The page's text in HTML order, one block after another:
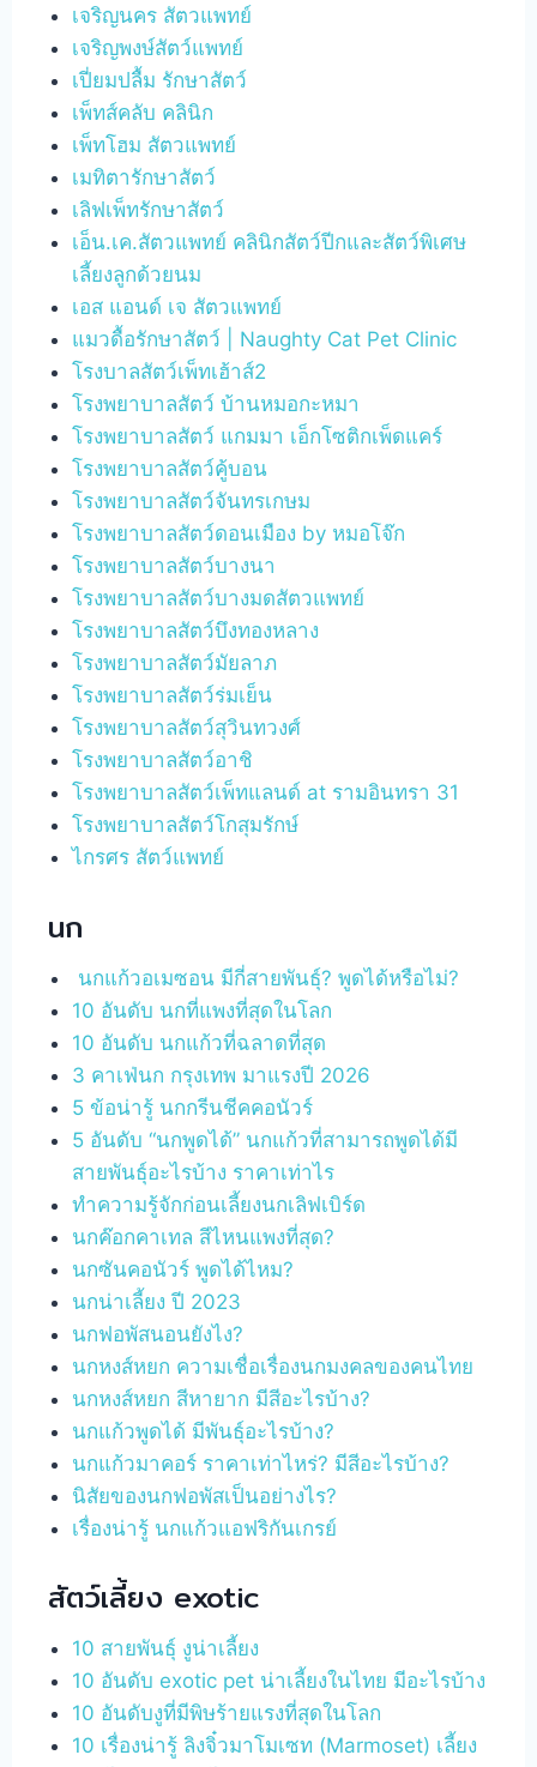
เจริญนคร สัตวแพทย์
เจริญพงษ์สัตว์แพทย์
เปี่ยมปลื้ม รักษาสัตว์
เพ็ทส์คลับ คลินิก
เพ็ทโฮม สัตวแพทย์
เมทิตารักษาสัตว์
เลิฟเพ็ทรักษาสัตว์
เอ็น.เค.สัตวแพทย์ คลินิกสัตว์ปีกและสัตว์พิเศษ
เลี้ยงลูกด้วยนม
เอส แอนด์ เจ สัตวแพทย์
แมวดื้อรักษาสัตว์ | Naughty Cat Pet Clinic
โรงบาลสัตว์เพ็ทเฮ้าส์2
โรงพยาบาลสัตว์ บ้านหมอกะหมา
โรงพยาบาลสัตว์ แกมมา เอ็กโซติกเพ็ดแคร์
โรงพยาบาลสัตว์คู้บอน
โรงพยาบาลสัตว์จันทรเกษม
โรงพยาบาลสัตว์ดอนเมือง by หมอโจ๊ก
โรงพยาบาลสัตว์บางนา
โรงพยาบาลสัตว์บางมดสัตวแพทย์
โรงพยาบาลสัตว์บึงทองหลาง
โรงพยาบาลสัตว์มัยลาภ
โรงพยาบาลสัตว์ร่มเย็น
โรงพยาบาลสัตว์สุวินทวงศ์
โรงพยาบาลสัตว์อาชิ
โรงพยาบาลสัตว์เพ็ทแลนด์ at รามอินทรา 31
โรงพยาบาลสัตว์โกสุมรักษ์
ไกรศร สัตว์แพทย์
นก
นกแก้วอเมซอน มีกี่สายพันธุ์? พูดได้หรือไม่?
10 อันดับ นกที่แพงที่สุดในโลก
10 อันดับ นกแก้วที่ฉลาดที่สุด
3 คาเฟ่นก กรุงเทพ มาแรงปี 2026
5 ข้อน่ารู้ นกกรีนชีคคอนัวร์
5 อันดับ “นกพูดได้” นกแก้วที่สามารถพูดได้มี
สายพันธ์ุอะไรบ้าง ราคาเท่าไร
ทำความรู้จักก่อนเลี้ยงนกเลิฟเบิร์ด
นกค๊อกคาเทล สีไหนแพงที่สุด?
นกซันคอนัวร์ พูดได้ไหม?
นกน่าเลี้ยง ปี 2023
นกฟอพัสนอนยังไง?
นกหงส์หยก ความเชื่อเรื่องนกมงคลของคนไทย
นกหงส์หยก สีหายาก มีสีอะไรบ้าง?
นกแก้วพูดได้ มีพันธุ์อะไรบ้าง?
นกแก้วมาคอร์ ราคาเท่าไหร่? มีสีอะไรบ้าง?
นิสัยของนกฟอพัสเป็นอย่างไร?
เรื่องน่ารู้ นกแก้วแอฟริกันเกรย์
สัตว์เลี้ยง exotic
10 สายพันธ์ุ งูน่าเลี้ยง
10 อันดับ exotic pet น่าเลี้ยงในไทย มีอะไรบ้าง
10 อันดับงูที่มีพิษร้ายแรงที่สุดในโลก
10 เรื่องน่ารู้ ลิงจิ๋วมาโมเซท (Marmoset) เลี้ยง